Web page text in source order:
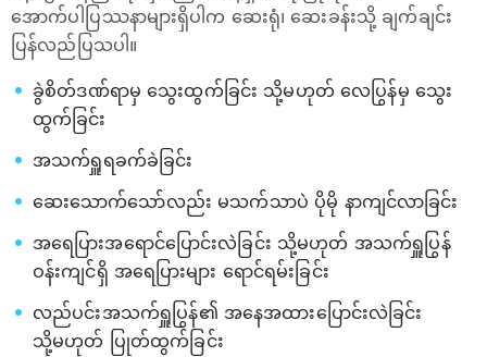
အောက်ပါပြဿနာများရှိပါက ဆေးရုံ၊ ဆေးခန်းသို့ ချက်ချင်း
ပြန်လည်ပြသပါ။
ခွဲစိတ်ဒဏ်ရာမှ သွေးထွက်ခြင်း သို့မဟုတ် လေပြွန်မှ သွေး
ထွက်ခြင်း
အသက်ရှူရခက်ခဲခြင်း
ဆေးသောက်သော်လည်း မသက်သာပဲ ပိုမို နာကျင်လာခြင်း
အရေပြားအရောင်ပြောင်းလဲခြင်း သို့မဟုတ် အသက်ရှူပြွန်
ဝန်းကျင်ရှိ အရေပြားများ ရောင်ရမ်းခြင်း
လည်ပင်းအသက်ရှူပြွန်၏ အနေအထားပြောင်းလဲခြင်း
သို့မဟုတ် ပြုတ်ထွက်ခြင်း